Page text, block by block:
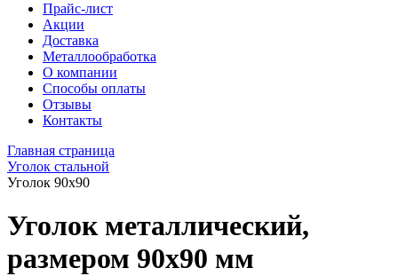
Прайс-лист
Акции
Доставка
Металлообработка
О компании
Способы оплаты
Отзывы
Контакты
Главная страница
Уголок стальной
Уголок 90х90
Уголок металлический,
размером 90х90 мм